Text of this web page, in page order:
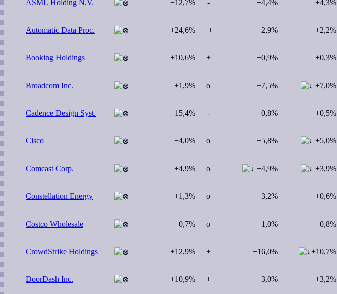
ASML Holding N.V. −12,7% - +4,4% +4,3%
Automatic Data Proc. +24,6% ++ +2,9% +2,2%
Booking Holdings +10,6% + −0,9% +0,3%
Broadcom Inc. +1,9% o +7,5% +7,0%
Cadence Design Syst. −15,4% - +0,8% +0,5%
Cisco −4,0% o +5,8% +5,0%
Comcast Corp. +4,9% o +4,9% +3,9%
Constellation Energy +1,3% o +3,2% +0,6%
Costco Wholesale −0,7% o −1,0% −0,8%
CrowdStrike Holdings +12,9% + +16,0% +10,7%
DoorDash Inc. +10,9% + +3,0% +3,2%